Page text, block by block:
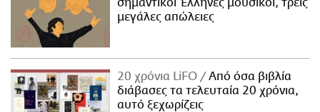
σημαντικοί Έλληνες μουσικοί, τρεις
μεγάλες απώλειες
20 χρόνια LiFO
Από όσα βιβλία
διάβασες τα τελευταία 20 χρόνια,
αυτό ξεχωρίζεις